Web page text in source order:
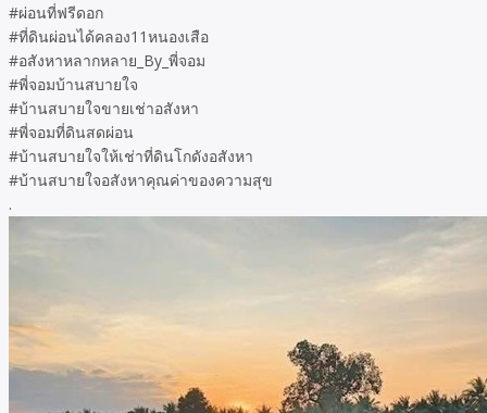
#ผ่อนที่ฟรีดอก
#ที่ดินผ่อนได้คลอง11หนองเสือ
#อสังหาหลากหลาย_By_พี่จอม
#พี่จอมบ้านสบายใจ
#บ้านสบายใจขายเช่าอสังหา
#พี่จอมที่ดินสดผ่อน
#บ้านสบายใจให้เช่าที่ดินโกดังอสังหา
#บ้านสบายใจอสังหาคุณค่าของความสุข
.